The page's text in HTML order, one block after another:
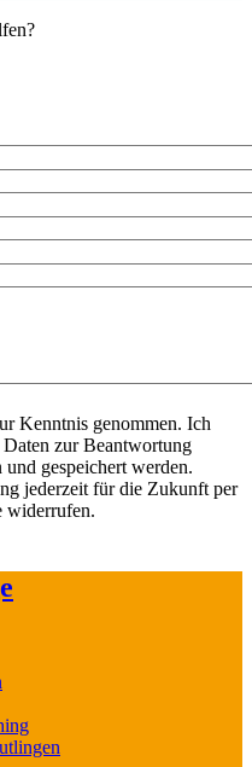
Kenntnis genommen. Ich
zur Beantwortung
gespeichert werden.
jederzeit für die Zukunft per
widerrufen.